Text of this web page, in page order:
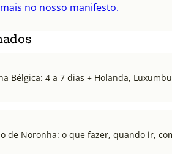
no nosso manifesto.
Bélgica: 4 a 7 dias + Holanda,
de Noronha: o que fazer, quando ir,